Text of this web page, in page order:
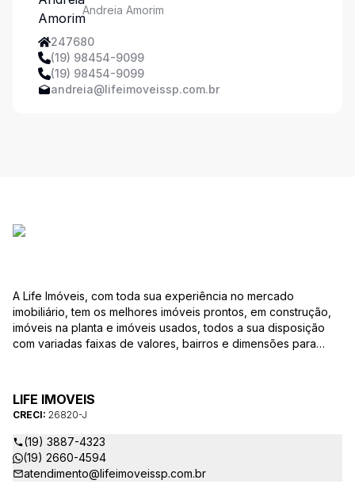
Andreia Amorim
247680
(19) 98454-9099
(19) 98454-9099
andreia@lifeimoveissp.com.br
A Life Imóveis, com toda sua experiência no mercado
imobiliário, tem os melhores imóveis prontos, em construção,
imóveis na planta e imóveis usados, todos a sua disposição
com variadas faixas de valores, bairros e dimensões para
as suas dúvidas sobre casas, apartamentos, terrenos, salas
comerciais e outros produtos imobiliários.
LIFE IMOVEIS
CRECI: 26820-J
(19) 3887-4323
(19) 2660-4594
atendimento@lifeimoveissp.com.br